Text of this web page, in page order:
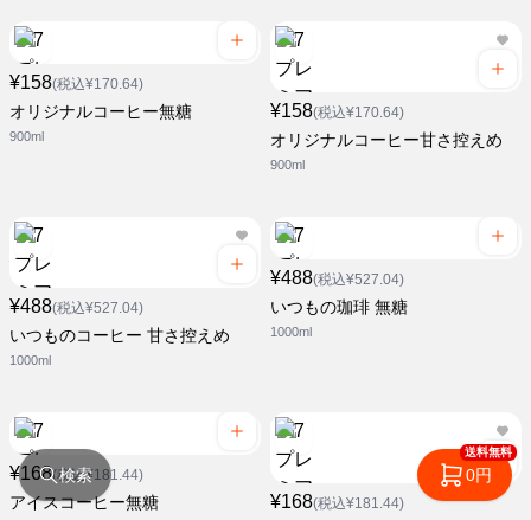
¥158(税込¥170.64)
オリジナルコーヒー無糖
900ml
¥158(税込¥170.64)
オリジナルコーヒー甘さ控えめ
900ml
¥488(税込¥527.04)
いつものコーヒー 甘さ控えめ
1000ml
¥488(税込¥527.04)
いつもの珈琲 無糖
1000ml
¥168(税込¥181.44)
アイスコーヒー無糖 ¥168(税込¥181.44)
検索
送料無料
0円